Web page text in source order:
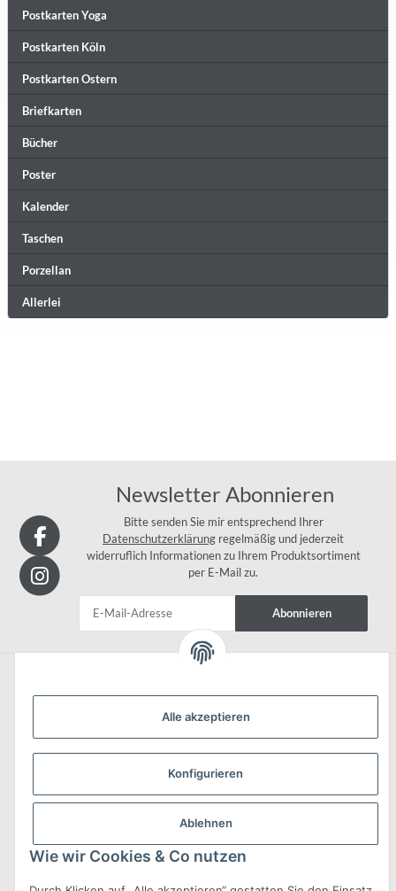
Alle akzeptieren
Konfigurieren
Ablehnen
Wie wir Cookies & Co nutzen
Postkarten Yoga
Postkarten Köln
Postkarten Ostern
Briefkarten
Bücher
Poster
Kalender
Taschen
Porzellan
Allerlei
Newsletter Abonnieren
Bitte senden Sie mir entsprechend Ihrer
Datenschutzerklärung regelmäßig und jederzeit
widerruflich Informationen zu Ihrem Produktsortiment
per E-Mail zu.
Abonnieren
Gesetzliche Informationen